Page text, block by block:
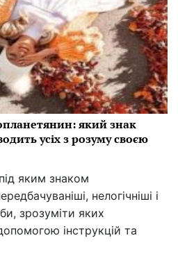
який знак
усіх з розуму своєю
яким знаком
нелогічніші і
зрозуміти яких
інструкцій та